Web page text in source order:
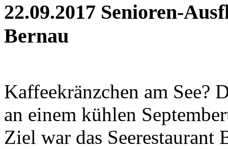
22.09.2017 Senioren-
Bernau
Kaffeekränzchen am See?
an einem kühlen
Ziel war das Seerestaurant